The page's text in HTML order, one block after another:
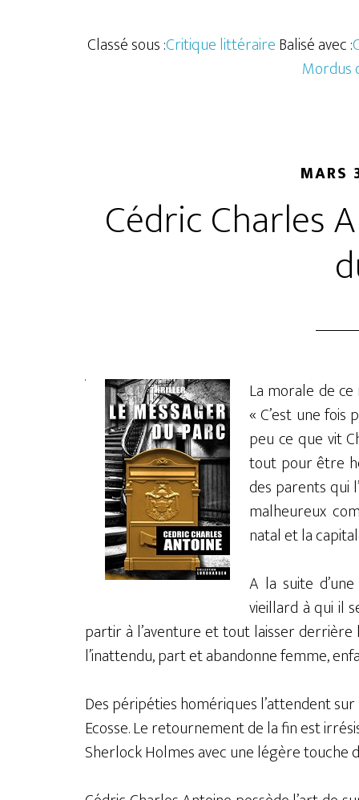
Classé sous :Critique littéraireBalisé avec :
Mordus
MARS
Cédric Charles
La morale de
« C’est une fois
peu ce que vit
tout pour être
des parents qui
malheureux
natal et la
A la suite
vieillard à qui il
partir à l’aventure et tout laisser
l’inattendu, part et abandonne femme,
Des péripéties homériques l’attendent
Ecosse. Le retournement de la fin est
Sherlock Holmes avec une légère touche